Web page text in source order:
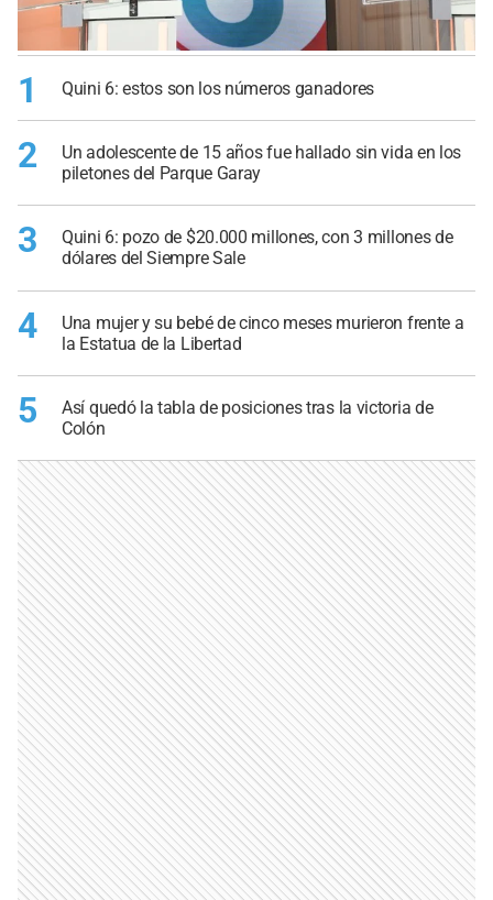
1 Quini 6: estos son los números ganadores
2
Un adolescente de 15 años fue hallado sin vida en los
piletones del Parque Garay
3
Quini 6: pozo de $20.000 millones, con 3 millones de
dólares del Siempre Sale
4
Una mujer y su bebé de cinco meses murieron frente a
la Estatua de la Libertad
5
Así quedó la tabla de posiciones tras la victoria de
Colón